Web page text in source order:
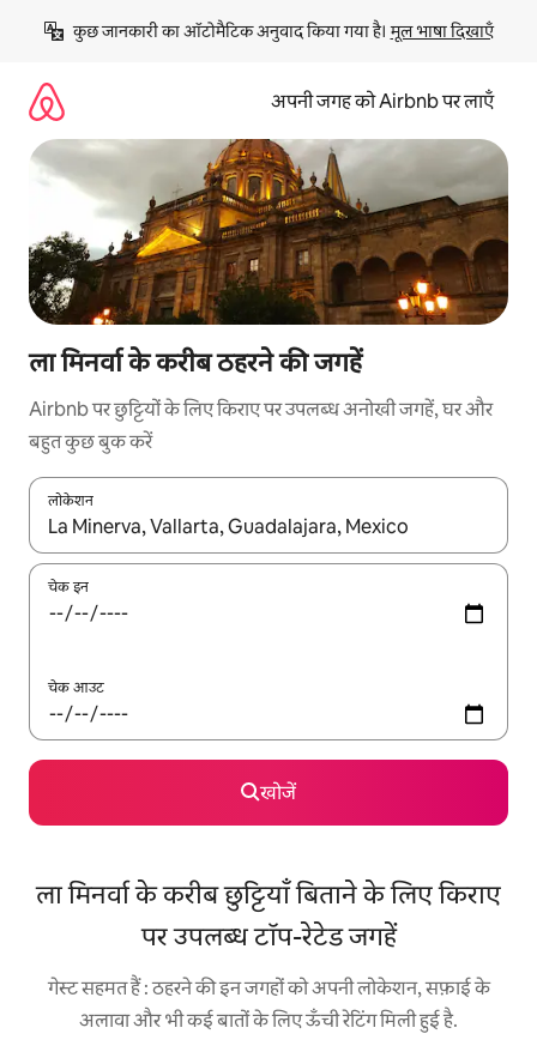
छोड़कर
कॉन्टेंट
कुछ जानकारी का ऑटोमैटिक अनुवाद किया गया है। मूल भाषा दिखाएँ
अपनी जगह को Airbnb पर लाएँ
ला मिनर्वा के करीब ठहरने की जगहें
Airbnb पर छुट्टियों के लिए किराए पर उपलब्ध अनोखी जगहें, घर और
बहुत कुछ बुक करें
लोकेशन
नतीजों के उपलब्ध होने पर, अप और डाउन 'ऐरो की' का इस्तेमाल करके नेविगेट
चेक इन
चेक आउट
खोजें
ला मिनर्वा के करीब छुट्टियाँ बिताने के लिए किराए
पर उपलब्ध टॉप-रेटेड जगहें
गेस्ट सहमत हैं : ठहरने की इन जगहों को अपनी लोकेशन, सफ़ाई के
अलावा और भी कई बातों के लिए ऊँची रेटिंग मिली हुई है.